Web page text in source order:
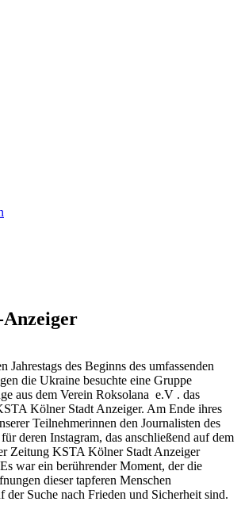
Jahrestags des Beginns des umfassenden
die Ukraine besuchte eine Gruppe
aus dem Verein Roksolana e.V . das
Kölner Stadt Anzeiger. Am Ende ihres
Teilnehmerinnen den Journalisten des
deren Instagram, das anschließend auf dem
Zeitung KSTA Kölner Stadt Anzeiger
war ein berührender Moment, der die
dieser tapferen Menschen
der Suche nach Frieden und Sicherheit sind.